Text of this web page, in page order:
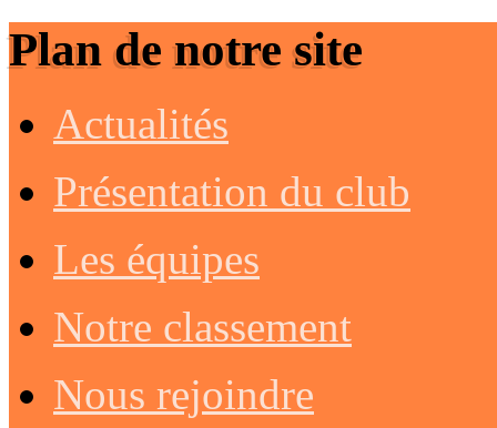
Plan de notre site
Actualités
Présentation du club
Les équipes
Notre classement
Nous rejoindre